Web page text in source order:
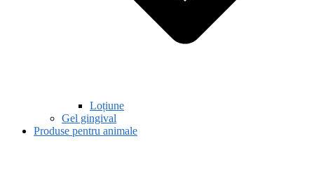
Loțiune
Gel gingival
Produse pentru animale